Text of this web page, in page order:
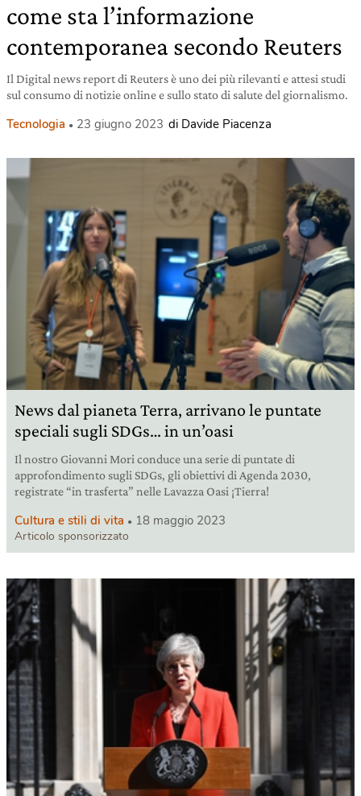
come sta l’informazione
contemporanea secondo Reuters
Il Digital news report di Reuters è uno dei più rilevanti e attesi studi
sul consumo di notizie online e sullo stato di salute del giornalismo.
Tecnologia 23 giugno 2023 di Davide Piacenza
News dal pianeta Terra, arrivano le puntate
speciali sugli SDGs… in un’oasi
Il nostro Giovanni Mori conduce una serie di puntate di
approfondimento sugli SDGs, gli obiettivi di Agenda 2030,
registrate “in trasferta” nelle Lavazza Oasi ¡Tierra!
Cultura e stili di vita 18 maggio 2023
Articolo sponsorizzato